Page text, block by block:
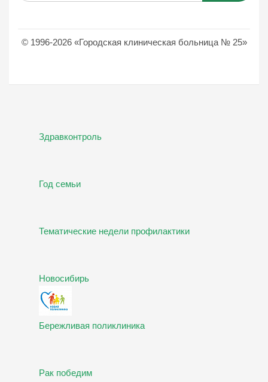
© 1996-2026 «Городская клиническая больница № 25»
Здравконтроль
Год семьи
Тематические недели профилактики
Новосибирь
Бережливая поликлиника
Рак победим